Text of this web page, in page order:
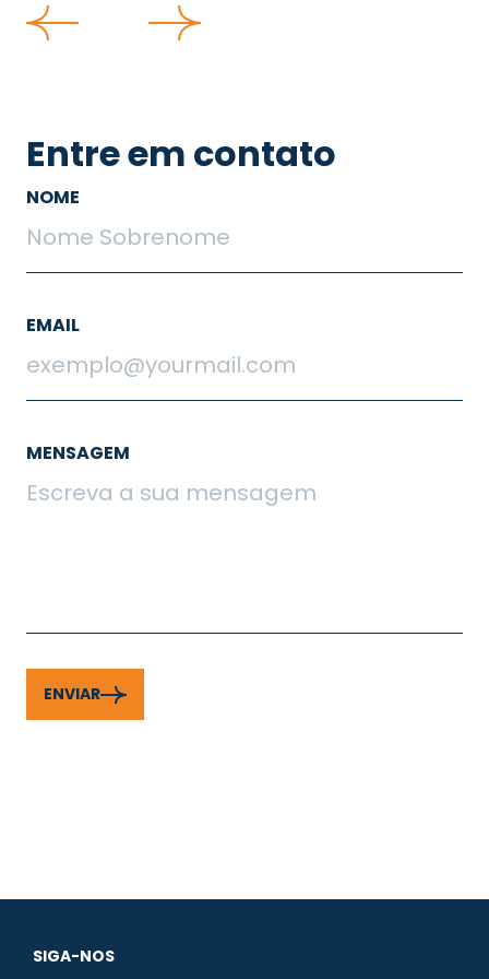
Entre em contato
NOME
EMAIL
MENSAGEM
ENVIAR
SIGA-NOS